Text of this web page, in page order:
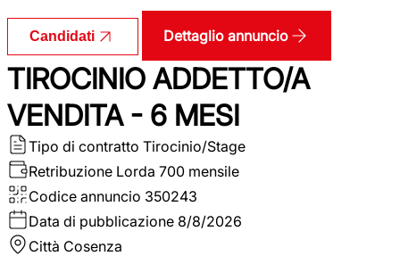
Candidati Dettaglio annuncio
TIROCINIO ADDETTO/A
VENDITA - 6 MESI
Tipo di contratto Tirocinio/Stage
Retribuzione Lorda 700 mensile
Codice annuncio 350243
Data di pubblicazione 8/8/2026
Città Cosenza